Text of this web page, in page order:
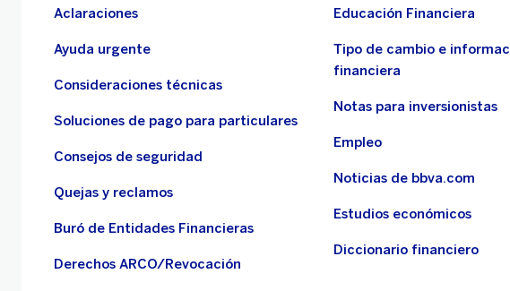
Aclaraciones
Ayuda urgente
Consideraciones técnicas
Soluciones de pago para particulares
Consejos de seguridad
Quejas y reclamos
Buró de Entidades Financieras
Derechos ARCO/Revocación
Educación Financiera
Tipo de cambio e
financiera
Notas para inversionistas
Empleo
Noticias de bbva.com
Estudios económicos
Diccionario financiero